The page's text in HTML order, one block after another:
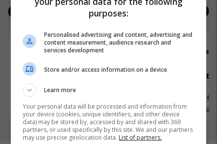
Padel Zone
Recepsionist/e
Prishtine
31 Gusht 2026
Architect
Prishtinë
6 Shtator
purposes:
Personalised advertising and content, advertising and
content measurement, audience research and
services development
Store and/or access information on a device
Learn more
Your personal data will be processed and information from
your device (cookies, unique identifiers, and other device
data) may be stored by, accessed by and shared with 369
partners, or used specifically by this site. We and our partners
may use precise geolocation data. List of partners.